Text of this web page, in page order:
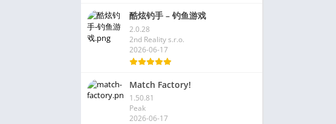
酷炫钓手 – 钓鱼游戏
2.0.28
2nd Reality s.r.o.
2026-06-17
Match Factory!
1.50.81
Peak
2026-06-17